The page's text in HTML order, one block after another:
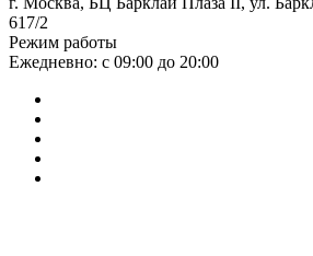
617/2
Режим работы
Ежедневно: с 09:00 до 20:00